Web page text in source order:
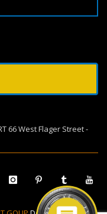
66 West Flager Street -